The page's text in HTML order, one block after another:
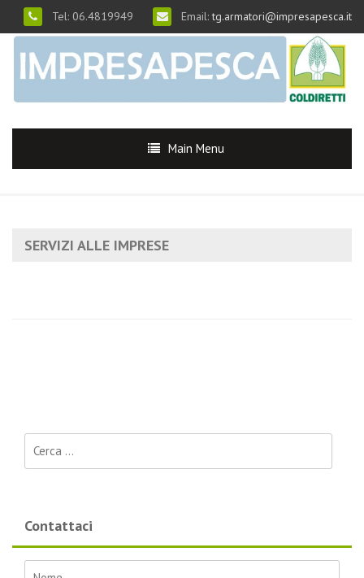
Tel: 06.4819949 Email:tg.armatori@impresapesca.it
Main Menu
SERVIZI ALLE IMPRESE
Contattaci